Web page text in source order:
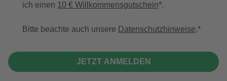
ich einen 10 € Willkommensgutschein*.
Bitte beachte auch unsere Datenschutzhinweise.
JETZT ANMELDEN